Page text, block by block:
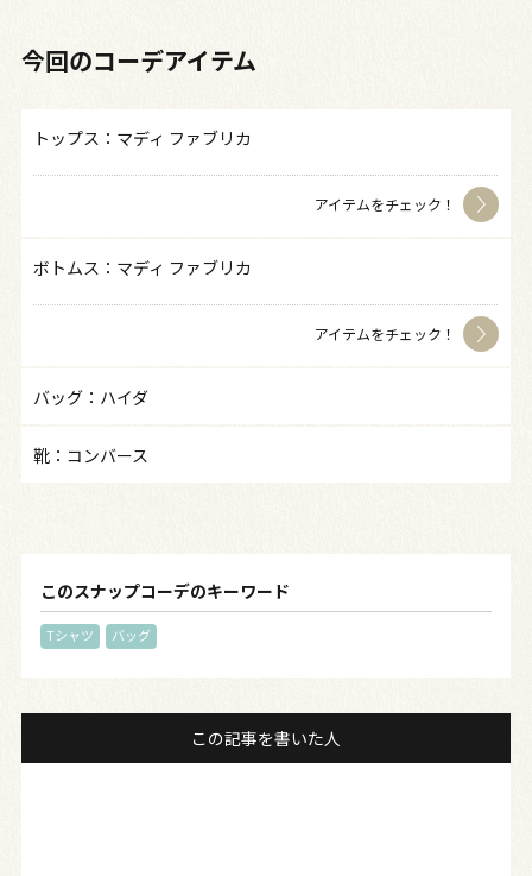
今回のコーデアイテム
トップス：マディ ファブリカ
アイテムをチェック！
ボトムス：マディ ファブリカ
アイテムをチェック！
バッグ：ハイダ
靴：コンバース
このスナップコーデのキーワード
Tシャツ バッグ
この記事を書いた人